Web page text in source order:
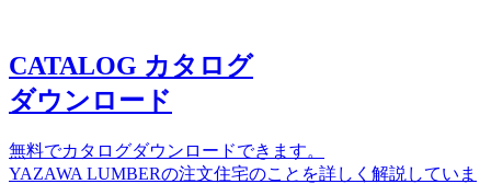
CATALOG カタログ
ダウンロード
無料でカタログダウンロードできます。
YAZAWA LUMBERの注文住宅のことを詳しく解説していま